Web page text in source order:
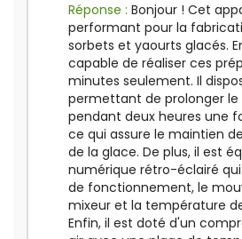
Réponse : Bonjour ! Cet
performant pour la
sorbets et yaourts glacés.
capable de réaliser ces
minutes seulement. Il
permettant de prolonger
pendant deux heures une
ce qui assure le maintien
de la glace. De plus, il est
numérique rétro-éclairé
de fonctionnement, le
mixeur et la température
Enfin, il est doté d'un